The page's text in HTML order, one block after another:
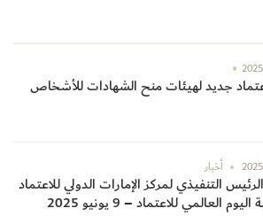
جديد لهيئات منح الشهادات للأشخاص
أخبار
التنفيذي لمركز الإمارات الدولي للاعتماد
العالمي للاعتماد – 9 يونيو 2025